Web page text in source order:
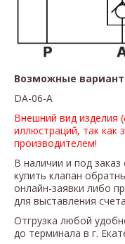
Возможные
DA-06-A
Внешний вид изделия
иллюстраций, так как
производителем!
В наличии и под
купить клапан
онлайн-заявки либо
для выставления
Отгрузка любой
до терминала в г.